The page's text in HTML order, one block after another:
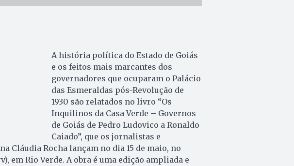
A história política do Estado de Goiás
e os feitos mais marcantes dos
governadores que ocuparam o Palácio
das Esmeraldas pós-Revolução de
1930 são relatados no livro “Os
Inquilinos da Casa Verde – Governos
de Goiás de Pedro Ludovico a Ronaldo
Caiado”, que os jornalistas e
Cláudia Rocha lançam no dia 15 de maio, no
em Rio Verde. A obra é uma edição ampliada e